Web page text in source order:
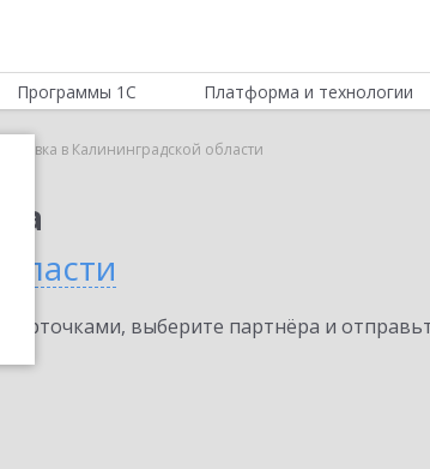
Программы 1С Платформа и технологии
в Калининградской области
выберите партнёра и